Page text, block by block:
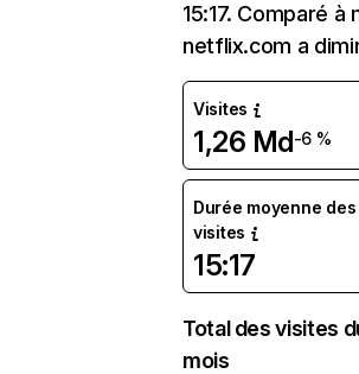
15:17. Comparé
netflix.com a
Visites
1,26 Md-6 %
Durée moyenne des
visites
15:17
Total des visites
mois